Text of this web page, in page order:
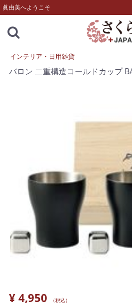
眞由美へようこそ
インテリア・日用雑貨
バロン 二重構造コールドカップ
¥ 4,950 （税込）